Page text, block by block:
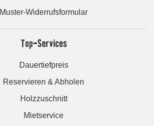
Muster-Widerrufsformular
Top-Services
Dauertiefpreis
Reservieren & Abholen
Holzzuschnitt
Mietservice